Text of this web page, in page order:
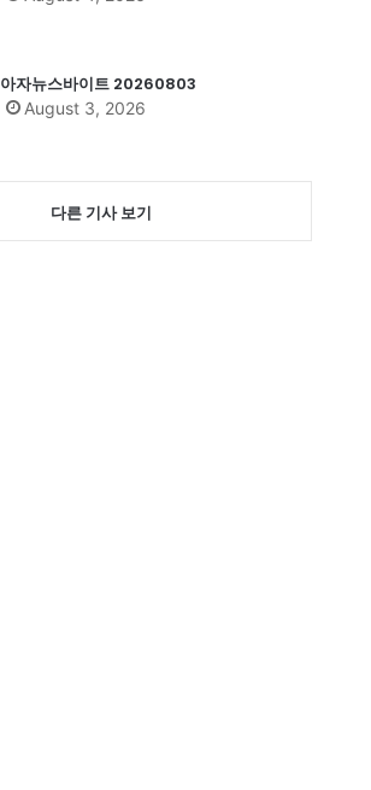
아자뉴스바이트 20260803
August 3, 2026
다른 기사 보기